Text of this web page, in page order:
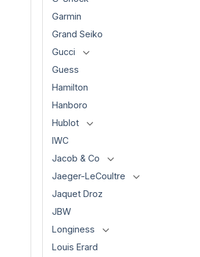
Garmin
Grand Seiko
Gucci
Guess
Hamilton
Hanboro
Hublot
IWC
Jacob & Co
Jaeger-LeCoultre
Jaquet Droz
JBW
Longiness
Louis Erard